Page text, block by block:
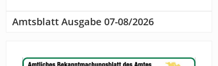
Amtsblatt Ausgabe 07-08/2026